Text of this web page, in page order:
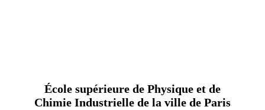
École supérieure de Physique et de
Chimie Industrielle de la ville de Paris